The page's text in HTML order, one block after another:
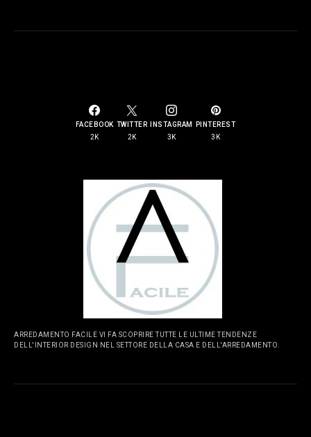
FACEBOOK
2K
TWITTER
2K
INSTAGRAM
3K
PINTEREST
3K
ARREDAMENTO FACILE VI FA SCOPRIRE TUTTE LE ULTIME TENDENZE
DELL'INTERIOR DESIGN NEL SETTORE DELLA CASA E DELL'ARREDAMENTO.